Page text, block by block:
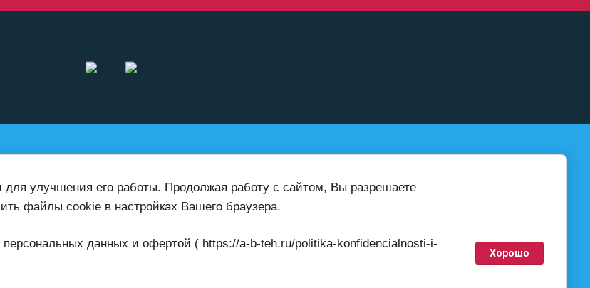
работает по всей
территории России
улучшения его работы. Продолжая работу с сайтом, Вы разрешаете
файлы cookie в настройках Вашего браузера.
персональных данных и офертой ( https://a-b-teh.ru/politika-konfidencialnosti-i-
Хорошо